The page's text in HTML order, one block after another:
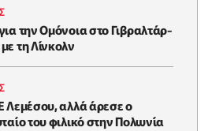
την Ομόνοια στο Γιβραλτάρ-
τη Λίνκολν
Λεμέσου, αλλά άρεσε ο
του φιλικό στην Πολωνία